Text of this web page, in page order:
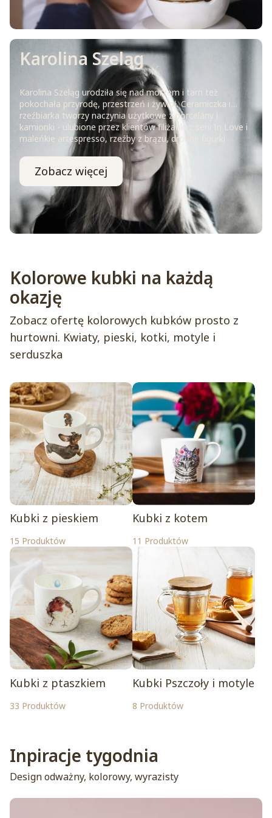
Karolina Szeląg
Karolina Szeląg urodziła się nad morzem i tam też
pokochała przyrodę, przestrzeń i żywioł. Ceramiczka i
rzeźbiarka tworzy naczynia użytkowe z porcelany i
kamionki - ulubione przez klientów filiżanki z serii In Love i
maleńkie artespresso, rzeźby z brązu, drobne figurki
uroczych aniołków. Jej prace są ręcznie wymodelowane,
pomalowane - każda wyjątkowa, każda inna i unikatowa
Zobacz więcej
Kolorowe kubki na każdą
okazję
Zobacz ofertę kolorowych kubków prosto z
hurtowni. Kwiaty, pieski, kotki, motyle i
serduszka
Kubki z pieskiem
15 Produktów
Kubki z kotem
11 Produktów
Kubki z ptaszkiem
33 Produktów
Kubki Pszczoły i motyle
8 Produktów
Inpiracje tygodnia
Design odważny, kolorowy, wyrazisty